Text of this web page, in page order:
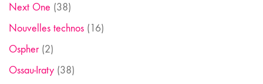
Next One (38)
Nouvelles technos (16)
Ospher(2)
Ossau-Iraty (38)